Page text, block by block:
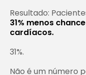
Resultado:
31% menos
cardíacos.
31%.
Não é um número